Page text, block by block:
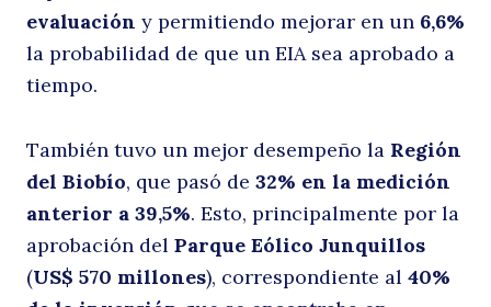
evaluación y permitiendo mejorar en un 6,6%
la probabilidad de que un EIA sea aprobado a
tiempo.
También tuvo un mejor desempeño la Región
del Biobío, que pasó de 32% en la medición
anterior a 39,5%. Esto, principalmente por la
aprobación del Parque Eólico Junquillos
(US$ 570 millones), correspondiente al 40%